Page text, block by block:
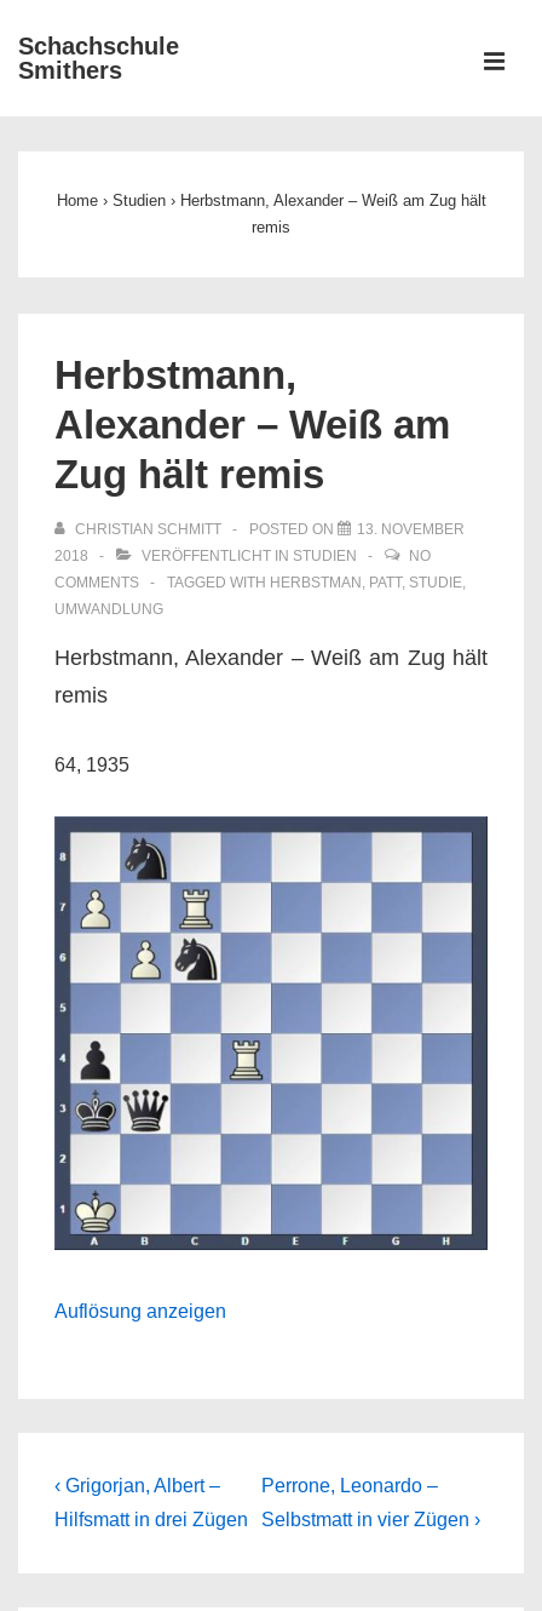
Zum
Inhalt
Schachschule
Smithers
Home › Studien › Herbstmann, Alexander – Weiß am Zug hält
remis
Herbstmann,
Alexander – Weiß am
Zug hält remis
CHRISTIAN SCHMITT POSTED ON
13. NOVEMBER
2018
VERÖFFENTLICHT IN STUDIEN
NO
COMMENTS
TAGGED WITH HERBSTMAN , PATT, STUDIE,
UMWANDLUNG
Herbstmann, Alexander – Weiß am Zug hält
remis
64, 1935
Auflösung anzeigen
Beitragsnavigation
Previous
Post
‹ Grigorjan, Albert –
Hilfsmatt in drei Zügen
Next
Post
Perrone, Leonardo –
Selbstmatt in vier Zügen ›